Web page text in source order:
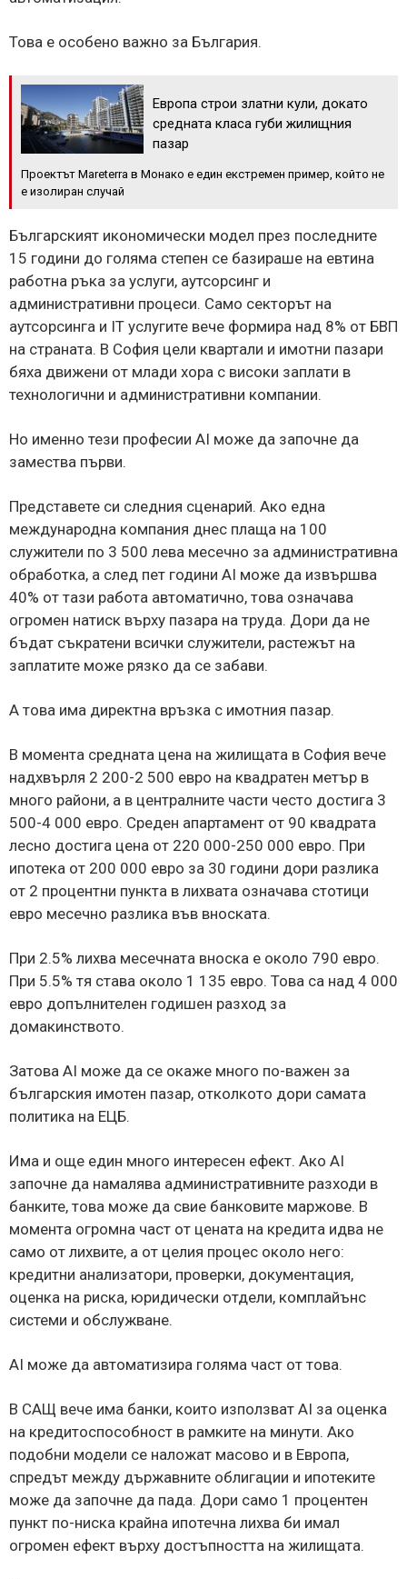
Това е особено важно за България.
Европа строи златни кули, докато
средната класа губи жилищния
пазар
Проектът Mareterra в Монако е един екстремен пример, който не
е изолиран случай
Българският икономически модел през последните
15 години до голяма степен се базираше на евтина
работна ръка за услуги, аутсорсинг и
административни процеси. Само секторът на
аутсорсинга и IT услугите вече формира над 8% от БВП
на страната. В София цели квартали и имотни пазари
бяха движени от млади хора с високи заплати в
технологични и административни компании.
Но именно тези професии AI може да започне да
замества първи.
Представете си следния сценарий. Ако една
международна компания днес плаща на 100
служители по 3 500 лева месечно за административна
обработка, а след пет години AI може да извършва
40% от тази работа автоматично, това означава
огромен натиск върху пазара на труда. Дори да не
бъдат съкратени всички служители, растежът на
заплатите може рязко да се забави.
А това има директна връзка с имотния пазар.
В момента средната цена на жилищата в София вече
надхвърля 2 200-2 500 евро на квадратен метър в
много райони, а в централните части често достига 3
500-4 000 евро. Среден апартамент от 90 квадрата
лесно достига цена от 220 000-250 000 евро. При
ипотека от 200 000 евро за 30 години дори разлика
от 2 процентни пункта в лихвата означава стотици
евро месечно разлика във вноската.
При 2.5% лихва месечната вноска е около 790 евро.
При 5.5% тя става около 1 135 евро. Това са над 4 000
евро допълнителен годишен разход за
домакинството.
Затова AI може да се окаже много по-важен за
българския имотен пазар, отколкото дори самата
политика на ЕЦБ.
Има и още един много интересен ефект. Ако AI
започне да намалява административните разходи в
банките, това може да свие банковите маржове. В
момента огромна част от цената на кредита идва не
само от лихвите, а от целия процес около него:
кредитни анализатори, проверки, документация,
оценка на риска, юридически отдели, комплайънс
системи и обслужване.
AI може да автоматизира голяма част от това.
В САЩ вече има банки, които използват AI за оценка
на кредитоспособност в рамките на минути. Ако
подобни модели се наложат масово и в Европа,
спредът между държавните облигации и ипотеките
може да започне да пада. Дори само 1 процентен
пункт по-ниска крайна ипотечна лихва би имал
огромен ефект върху достъпността на жилищата.